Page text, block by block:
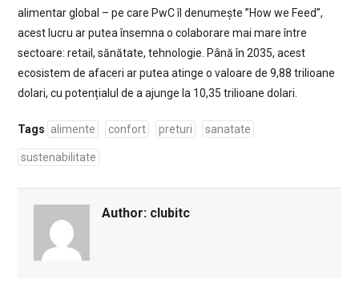
alimentar global – pe care PwC îl denumește ”How we Feed”,
acest lucru ar putea însemna o colaborare mai mare între
sectoare: retail, sănătate, tehnologie. Până în 2035, acest
ecosistem de afaceri ar putea atinge o valoare de 9,88 trilioane
dolari, cu potențialul de a ajunge la 10,35 trilioane dolari.
Tags alimente confort preturi sanatate
sustenabilitate
Author: clubitc